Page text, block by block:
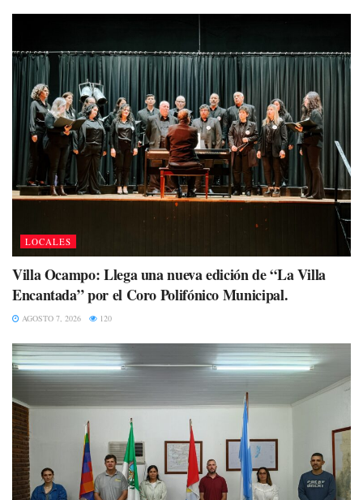
LOCALES
Villa Ocampo: Llega una nueva edición de “La Villa
Encantada” por el Coro Polifónico Municipal.
AGOSTO 7, 2026 120